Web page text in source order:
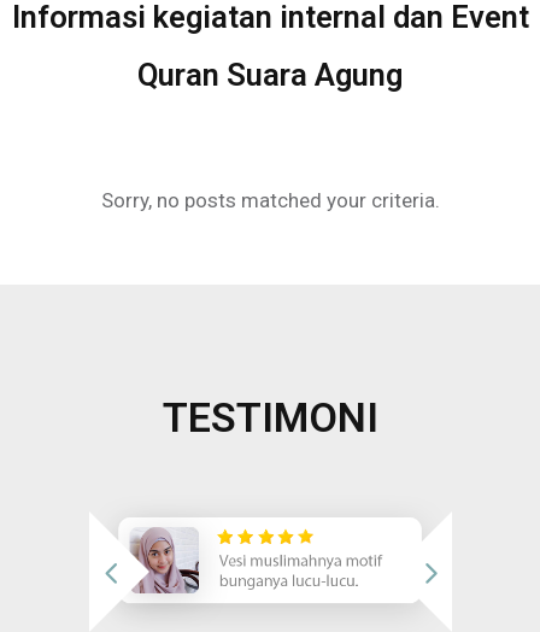
Informasi kegiatan internal dan Event
Quran Suara Agung
Sorry, no posts matched your criteria.
TESTIMONI